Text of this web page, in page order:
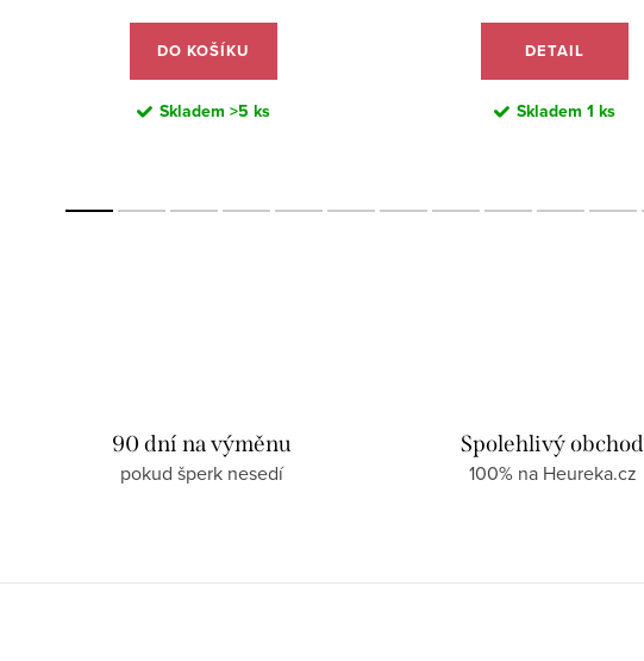
DO KOŠÍKU
Skladem >5 ks
DETAIL
Skladem 1 ks
90 dní na výměnu
pokud šperk nesedí
Spolehlivý obchod
100% na Heureka.cz